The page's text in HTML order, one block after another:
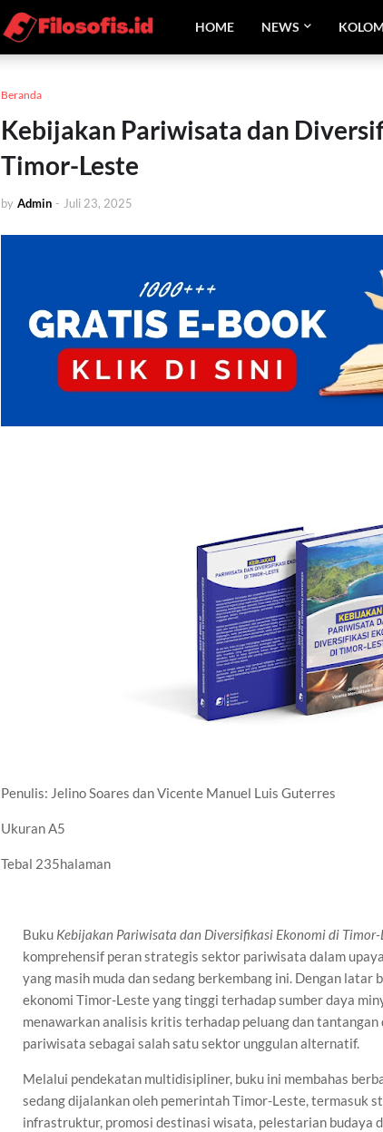
HOME NEWS KOLOM
Beranda
Kebijakan Pariwisata dan
Timor-Leste
by Admin - Juli 23, 2025
Penulis: Jelino Soares dan Vicente Manuel Luis Guterres
Ukuran A5
Tebal 235halaman
Buku Kebijakan Pariwisata dan Diversifikasi Ekonomi di Timor-
komprehensif peran strategis sektor pariwisata dalam
yang masih muda dan sedang berkembang ini. Dengan latar
ekonomi Timor-Leste yang tinggi terhadap sumber daya
menawarkan analisis kritis terhadap peluang dan tantangan
pariwisata sebagai salah satu sektor unggulan alternatif.
Melalui pendekatan multidisipliner, buku ini membahas
sedang dijalankan oleh pemerintah Timor-Leste, termasuk
infrastruktur, promosi destinasi wisata, pelestarian budaya